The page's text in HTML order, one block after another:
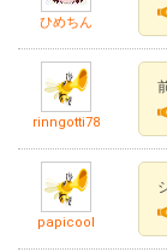
ひめちん
rinngotti78
papicool